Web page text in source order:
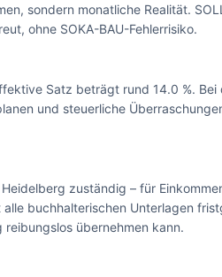
alles auf einen
Seite
sondern monatliche Realität.
ohne SOKA-BAU-Fehlerrisiko.
Satz beträgt rund 14.0 %.
und steuerliche
zuständig – für
buchhalterischen Unterlagen
übernehmen kann.